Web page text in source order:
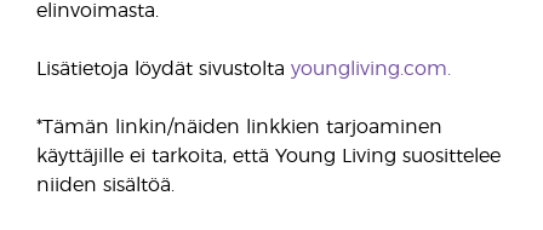
elinvoimasta.
Lisätietoja löydät sivustolta youngliving.com.
*Tämän linkin/näiden linkkien tarjoaminen
käyttäjille ei tarkoita, että Young Living suosittelee
niiden sisältöä.